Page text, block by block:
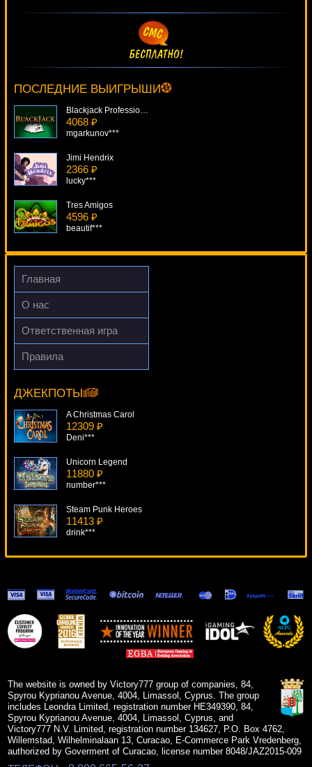
ПОСЛЕДНИЕ ВЫИГРЫШИ
tank***
Blackjack Professional Series
4068 ₽
mgarkunov***
Jimi Hendrix
2366 ₽
lucky***
Tres Amigos
4596 ₽
beautif***
Theme Park Tickets Of Fortune
3005 ₽
turen***
Главная
О нас
Ответственная игра
Правила
ДЖЕКПОТЫ
Wheel Of Wealth Special Edition
Lucy***
A Christmas Carol
12309 ₽
Deni***
Unicorn Legend
11880 ₽
number***
Steam Punk Heroes
11413 ₽
drink***
Orca
19502 ₽
Gamer***
Call Of The Colosseum
The website is owned by Victory777 group of companies, 84,
Spyrou Kyprianou Avenue, 4004, Limassol, Cyprus. The group
includes Leondra Limited, registration number HE349390, 84,
Spyrou Kyprianou Avenue, 4004, Limassol, Cyprus, and
Victory777 N.V. Limited, registration number 134627, P.O. Box 4762,
Willemstad, Wilhelminalaan 13, Curacao, E-Commerce Park Vredenberg,
authorized by Goverment of Curacao, license number 8048/JAZ2015-009